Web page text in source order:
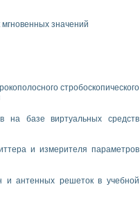
на основе Multisim
значений
стробоскопического
на базе виртуальных средств
и измерителя параметров
и антенных решеток в учебной